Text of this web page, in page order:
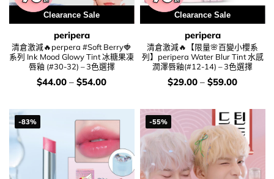
Clearance Sale
peripera
清倉激減🔥perpera #Soft Berry🍓
系列 Ink Mood Glowy Tint 冰糖果凍
唇釉 (#30-32) – 3色選擇
價
錢：
$44.00 – $54.00
Clearance Sale
peripera
清倉激減🔥【限量🌸百變小櫻系
列】peripera Water Blur Tint 水感
潤澤唇釉(#12-14) – 3色選擇
價
錢：
$29.00 – $59.00
-83% -55%